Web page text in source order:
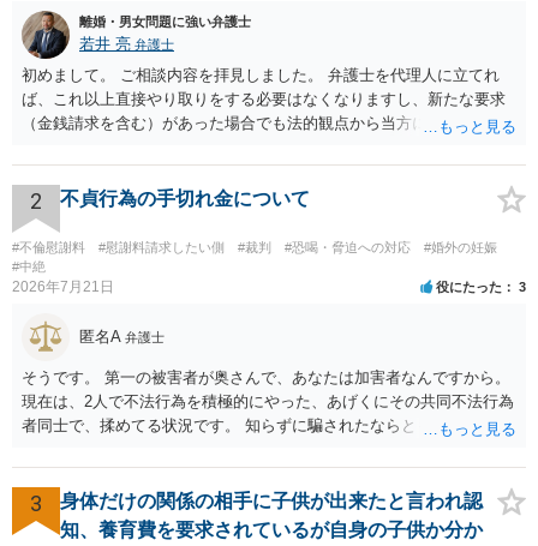
離婚・男女問題に強い弁護士
若井 亮 弁護士
初めまして。 ご相談内容を拝見しました。 弁護士を代理人に立てれ
ば、これ以上直接やり取りをする必要はなくなりますし、新たな要求
（金銭請求を含む）があった場合でも法的観点から当方に支払うべき
いのであれば、基本的にはご自身で対応していくことになります。 こ
れ以上の要求を回避するためには、合意内容を書面しておくことで
す。 特に重要な点としては、合意事項以外には貸し借りが無いことを
確認する条項（清算条項）をきちんと盛り込んでおくことです。 お金
を払うにしても、紛争が蒸し返されないよう、合意書を作成して取り
交わすようにしてください。
2 不貞行為の手切れ金について
#不倫慰謝料 #慰謝料請求したい側 #裁判 #恐喝・脅迫への対応
#婚外の妊娠
#中絶
2026年7月21日 役にたった 3
匿名A 弁護士
そうです。 第一の被害者が奥さんで、あなたは加害者なんですから。
現在は、2人で不法行為を積極的にやった、あげくにその共同不法行為
者同士で、揉めてる状況です。 知らずに騙されたならともか
というだけですから。
3
身体だけの関係の相手に子供が出来たと言われ認
知、養育費を要求されているが自身の子供か分か